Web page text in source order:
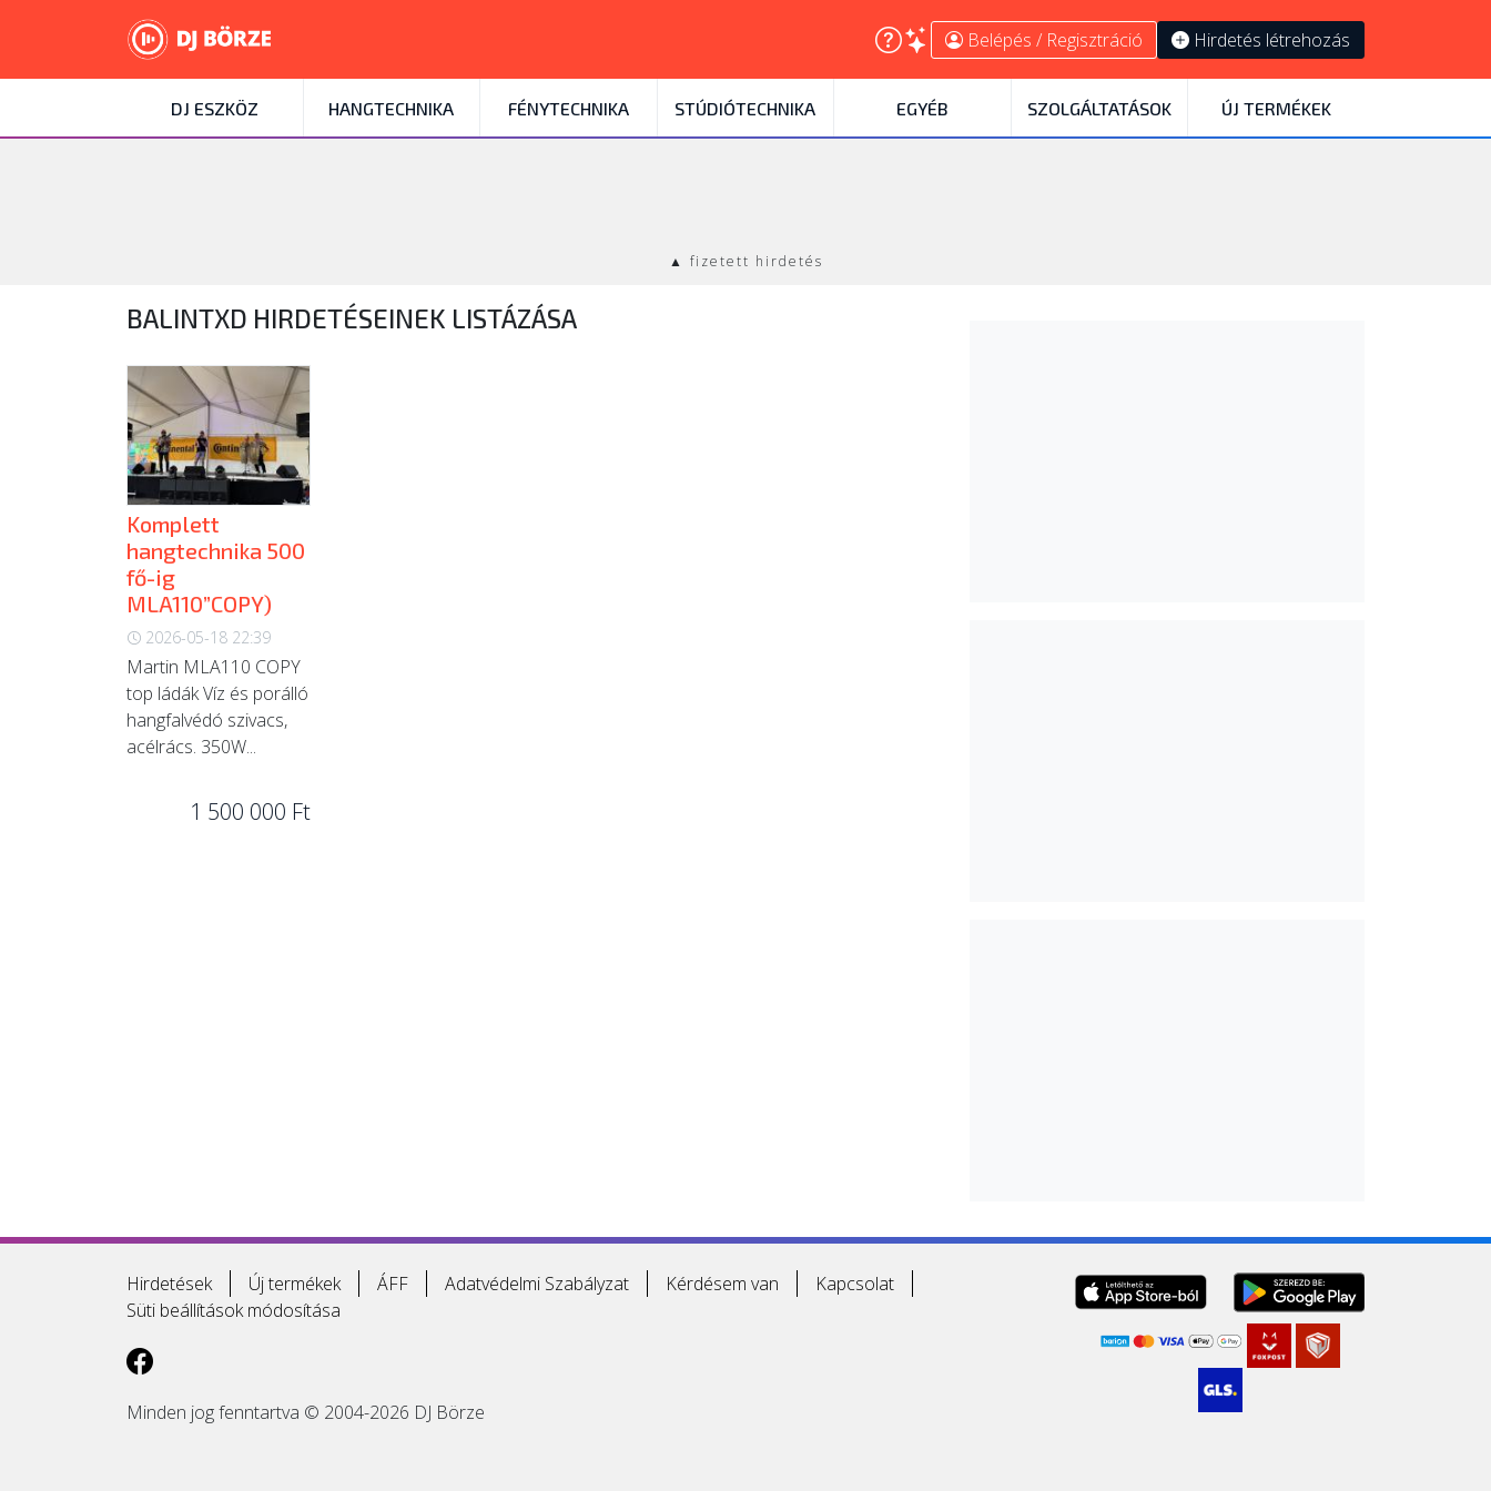
Belépés / Regisztráció Hirdetés létrehozás
DJ ESZKÖZ HANGTECHNIKA FÉNYTECHNIKA STÚDIÓTECHNIKA EGYÉB SZOLGÁLTATÁSOK ÚJ TERMÉKEK
▲ fizetett hirdetés
BALINTXD HIRDETÉSEINEK LISTÁZÁSA
Komplett
hangtechnika 500
fő-ig
MLA110”COPY)
2026-05-18 22:39
Martin MLA110 COPY
top ládák Víz és porálló
hangfalvédó szivacs,
acélrács. 350W...
1 500 000 Ft
Hirdetések Új termékek ÁFF Adatvédelmi Szabályzat Kérdésem van
Kapcsolat
Süti beállítások módosítása
Minden jog fenntartva © 2004-2026 DJ Börze